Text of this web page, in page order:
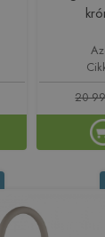
20